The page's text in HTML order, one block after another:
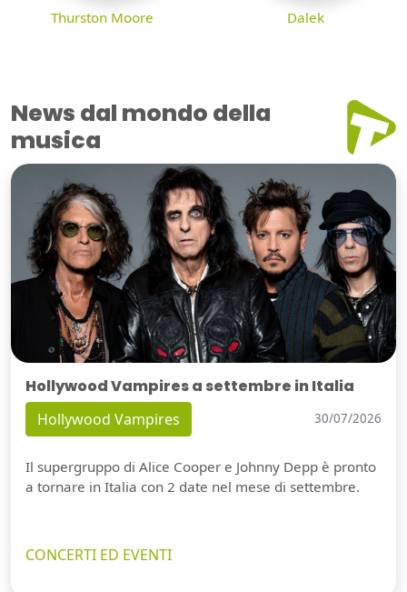
Thurston Moore Dalek
News dal mondo della
musica
Hollywood Vampires a settembre in Italia
Hollywood Vampires 30/07/2026
Il supergruppo di Alice Cooper e Johnny Depp è pronto
a tornare in Italia con 2 date nel mese di settembre.
CONCERTI ED EVENTI